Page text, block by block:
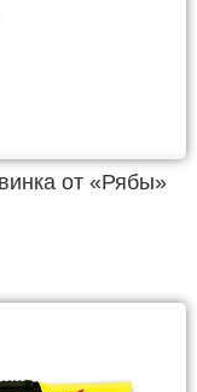
от «Рябы»